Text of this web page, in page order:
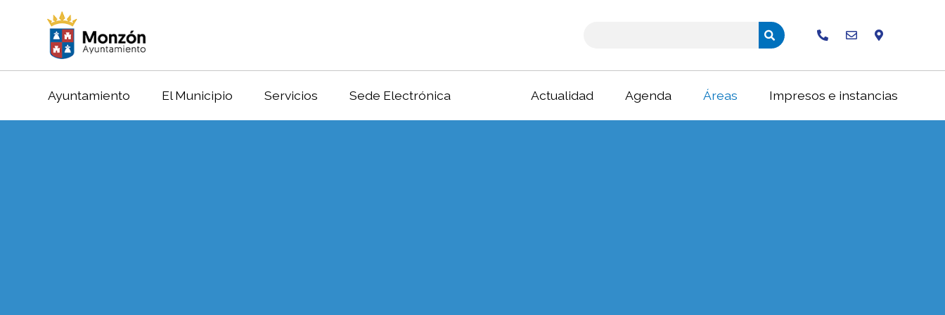
Ayuntamiento El Municipio Servicios Sede Electrónica Actualidad Agenda Áreas Impresos e instancias